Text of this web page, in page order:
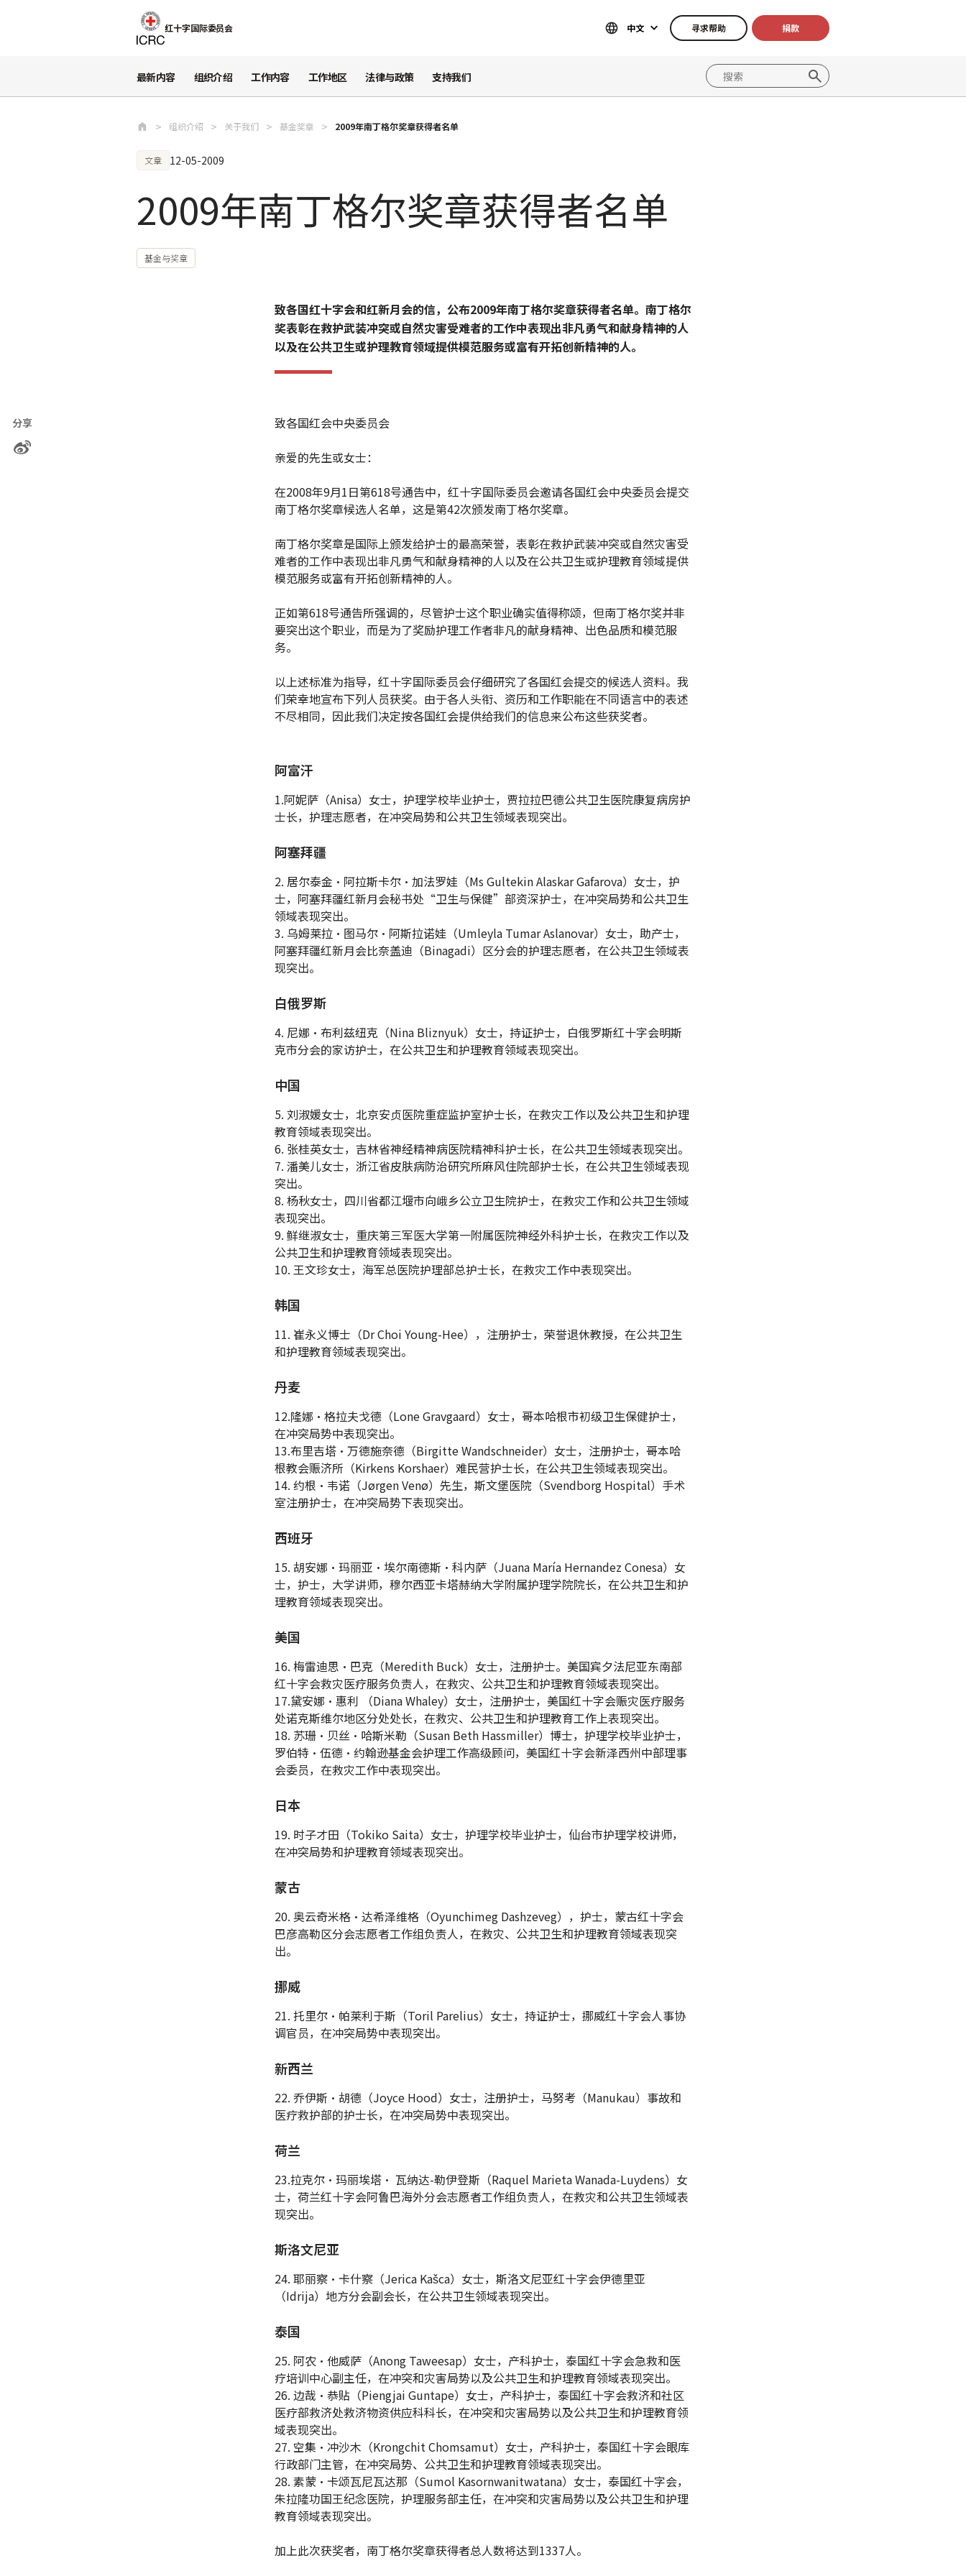
红十字国际委员会 中文 寻求帮助 捐款
最新内容 组织介绍 工作内容 工作地区 法律与政策 支持我们
组织介绍 关于我们 基金奖章 2009年南丁格尔奖章获得者名单
文章 12-05-2009
2009年南丁格尔奖章获得者名单
基金与奖章
致各国红十字会和红新月会的信，公布2009年南丁格尔奖章获得者名单。南丁格尔
奖表彰在救护武装冲突或自然灾害受难者的工作中表现出非凡勇气和献身精神的人
以及在公共卫生或护理教育领域提供模范服务或富有开拓创新精神的人。
分享
致各国红会中央委员会
亲爱的先生或女士：
在2008年9月1日第618号通告中，红十字国际委员会邀请各国红会中央委员会提交
南丁格尔奖章候选人名单，这是第42次颁发南丁格尔奖章。
南丁格尔奖章是国际上颁发给护士的最高荣誉，表彰在救护武装冲突或自然灾害受
难者的工作中表现出非凡勇气和献身精神的人以及在公共卫生或护理教育领域提供
模范服务或富有开拓创新精神的人。
正如第618号通告所强调的，尽管护士这个职业确实值得称颂，但南丁格尔奖并非
要突出这个职业，而是为了奖励护理工作者非凡的献身精神、出色品质和模范服
务。
以上述标准为指导，红十字国际委员会仔细研究了各国红会提交的候选人资料。我
们荣幸地宣布下列人员获奖。由于各人头衔、资历和工作职能在不同语言中的表述
不尽相同，因此我们决定按各国红会提供给我们的信息来公布这些获奖者。
阿富汗
1.阿妮萨（Anisa）女士，护理学校毕业护士，贾拉拉巴德公共卫生医院康复病房护
士长，护理志愿者，在冲突局势和公共卫生领域表现突出。
阿塞拜疆
2. 居尔泰金·阿拉斯卡尔·加法罗娃（Ms Gultekin Alaskar Gafarova）女士，护
士，阿塞拜疆红新月会秘书处“卫生与保健”部资深护士，在冲突局势和公共卫生
领域表现突出。
3. 乌姆莱拉·图马尔·阿斯拉诺娃（Umleyla Tumar Aslanovar）女士，助产士，
阿塞拜疆红新月会比奈盖迪（Binagadi）区分会的护理志愿者，在公共卫生领域表
现突出。
白俄罗斯
4. 尼娜·布利兹纽克（Nina Bliznyuk）女士，持证护士，白俄罗斯红十字会明斯
克市分会的家访护士，在公共卫生和护理教育领域表现突出。
中国
5. 刘淑媛女士，北京安贞医院重症监护室护士长，在救灾工作以及公共卫生和护理
教育领域表现突出。
6. 张桂英女士，吉林省神经精神病医院精神科护士长，在公共卫生领域表现突出。
7. 潘美儿女士，浙江省皮肤病防治研究所麻风住院部护士长，在公共卫生领域表现
突出。
8. 杨秋女士，四川省都江堰市向峨乡公立卫生院护士，在救灾工作和公共卫生领域
表现突出。
9. 鲜继淑女士，重庆第三军医大学第一附属医院神经外科护士长，在救灾工作以及
公共卫生和护理教育领域表现突出。
10. 王文珍女士，海军总医院护理部总护士长，在救灾工作中表现突出。
韩国
11. 崔永义博士（Dr Choi Young-Hee），注册护士，荣誉退休教授，在公共卫生
和护理教育领域表现突出。
丹麦
12.隆娜·格拉夫戈德（Lone Gravgaard）女士，哥本哈根市初级卫生保健护士，
在冲突局势中表现突出。
13.布里吉塔·万德施奈德（Birgitte Wandschneider）女士，注册护士，哥本哈
根教会赈济所（Kirkens Korshaer）难民营护士长，在公共卫生领域表现突出。
14. 约根·韦诺（Jørgen Venø）先生，斯文堡医院（Svendborg Hospital）手术
室注册护士，在冲突局势下表现突出。
西班牙
15. 胡安娜·玛丽亚·埃尔南德斯·科内萨（Juana María Hernandez Conesa）女
士，护士，大学讲师，穆尔西亚卡塔赫纳大学附属护理学院院长，在公共卫生和护
理教育领域表现突出。
美国
16. 梅雷迪思·巴克（Meredith Buck）女士，注册护士。美国宾夕法尼亚东南部
红十字会救灾医疗服务负责人，在救灾、公共卫生和护理教育领域表现突出。
17.黛安娜·惠利 （Diana Whaley）女士，注册护士，美国红十字会赈灾医疗服务
处诺克斯维尔地区分处处长，在救灾、公共卫生和护理教育工作上表现突出。
18. 苏珊·贝丝·哈斯米勒（Susan Beth Hassmiller）博士，护理学校毕业护士，
罗伯特·伍德·约翰逊基金会护理工作高级顾问，美国红十字会新泽西州中部理事
会委员，在救灾工作中表现突出。
日本
19. 时子才田（Tokiko Saita）女士，护理学校毕业护士，仙台市护理学校讲师，
在冲突局势和护理教育领域表现突出。
蒙古
20. 奥云奇米格·达希泽维格（Oyunchimeg Dashzeveg），护士，蒙古红十字会
巴彦高勒区分会志愿者工作组负责人，在救灾、公共卫生和护理教育领域表现突
出。
挪威
21. 托里尔·帕莱利于斯（Toril Parelius）女士，持证护士，挪威红十字会人事协
调官员，在冲突局势中表现突出。
新西兰
22. 乔伊斯·胡德（Joyce Hood）女士，注册护士，马努考（Manukau）事故和
医疗救护部的护士长，在冲突局势中表现突出。
荷兰
23.拉克尔·玛丽埃塔· 瓦纳达-勒伊登斯（Raquel Marieta Wanada-Luydens）女
士，荷兰红十字会阿鲁巴海外分会志愿者工作组负责人，在救灾和公共卫生领域表
现突出。
斯洛文尼亚
24. 耶丽察·卡什察（Jerica Kašca）女士，斯洛文尼亚红十字会伊德里亚
（Idrija）地方分会副会长，在公共卫生领域表现突出。
泰国
25. 阿农·他威萨（Anong Taweesap）女士，产科护士，泰国红十字会急救和医
疗培训中心副主任，在冲突和灾害局势以及公共卫生和护理教育领域表现突出。
26. 边哉·恭贴（Piengjai Guntape）女士，产科护士，泰国红十字会救济和社区
医疗部救济处救济物资供应科科长，在冲突和灾害局势以及公共卫生和护理教育领
域表现突出。
27. 空集·冲沙木（Krongchit Chomsamut）女士，产科护士，泰国红十字会眼库
行政部门主管，在冲突局势、公共卫生和护理教育领域表现突出。
28. 素蒙·卡颂瓦尼瓦达那（Sumol Kasornwanitwatana）女士，泰国红十字会，
朱拉隆功国王纪念医院，护理服务部主任，在冲突和灾害局势以及公共卫生和护理
教育领域表现突出。
加上此次获奖者，南丁格尔奖章获得者总人数将达到1337人。